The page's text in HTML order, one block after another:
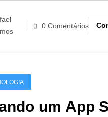
0 Comentários
um App